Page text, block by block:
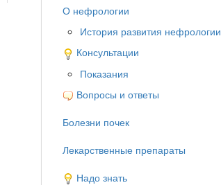
О нефрологии
История развития нефрологии
Консультации
Показания
Вопросы и ответы
Болезни почек
Лекарственные препараты
Надо знать